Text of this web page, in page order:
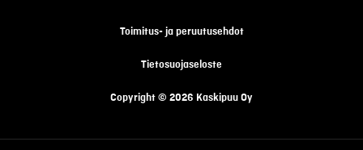
Copyright © 2026 Kaskipuu Oy
Tietosuojaseloste
Toimitus- ja peruutusehdot